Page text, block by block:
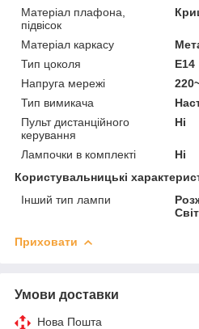
Матеріал плафона,
підвісок
Матеріал каркасу
Тип цоколя
E14
Напруга мережі
Тип вимикача
Пульт дистанційного
керування
Ні
Лампочки в комплекті
Ні
Користувальницькі
Інший тип лампи
Приховати
Умови доставки
Нова Пошта